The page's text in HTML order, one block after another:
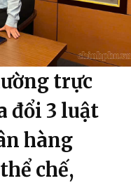
trực
đổi 3 luật
hàng
chế,